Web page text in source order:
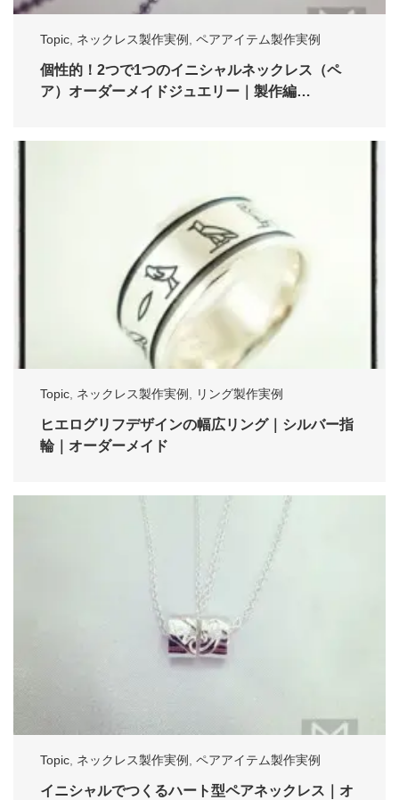
Topic ネックレス製作実例 ペアアイテム製作実例
個性的！2つで1つのイニシャルネックレス（ペ
ア）オーダーメイドジュエリー｜製作編…
Topic ネックレス製作実例 リング製作実例
ヒエログリフデザインの幅広リング｜シルバー指
輪｜オーダーメイド
Topic, ネックレス製作実例 , ペアアイテム製作実例
イニシャルでつくるハート型ペアネックレス｜オ